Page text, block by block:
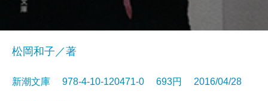
松岡和子／著
新潮文庫 978-4-10-120471-0 693円 2016/04/28